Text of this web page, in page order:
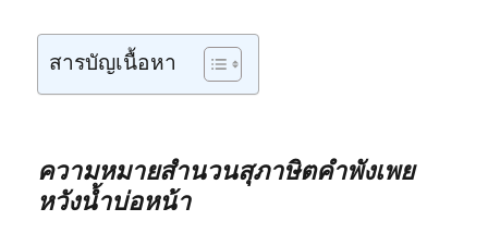
สารบัญเนื้อหา
ความหมายสำนวนสุภาษิตคำพังเพย
หวังน้ำบ่อหน้า